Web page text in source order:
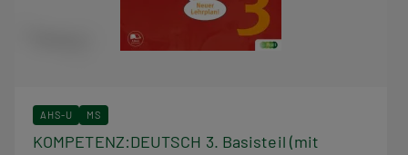
AHS-U MS
KOMPETENZ:DEUTSCH 3. Basisteil (mit